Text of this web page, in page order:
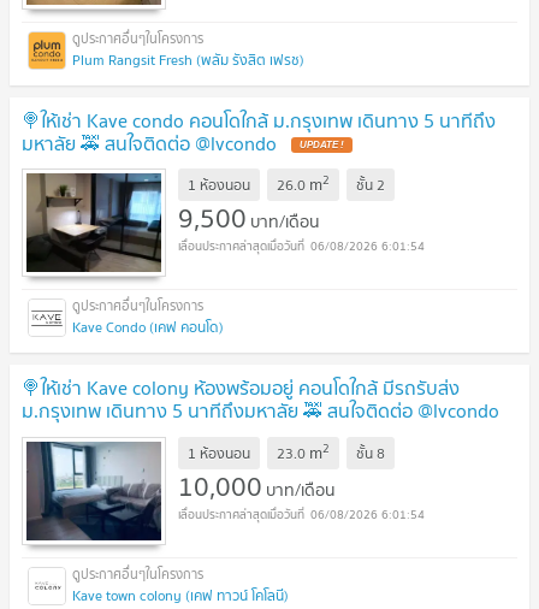
Plum Rangsit Fresh (พลัม รังสิต เฟรช)
🍭ให้เช่า Kave condo คอนโดใกล้ ม.กรุงเทพ เดินทาง 5 นาทีถึง
มหาลัย 🚕 สนใจติดต่อ @lvcondo
1 ห้องนอน 26.0 m2 ชั้น2
9,500 บาท/เดือน
06/08/2026 6:01:54
Kave Condo (เคฟ คอนโด)
🍭ให้เช่า Kave colony ห้องพร้อมอยู่ คอนโดใกล้ มีรถรับส่ง
ม.กรุงเทพ เดินทาง 5 นาทีถึงมหาลัย 🚕 สนใจติดต่อ @lvcondo
1 ห้องนอน 23.0 m2 ชั้น8
10,000 บาท/เดือน
06/08/2026 6:01:54
Kave town colony (เคฟ ทาวน์ โคโลนี)